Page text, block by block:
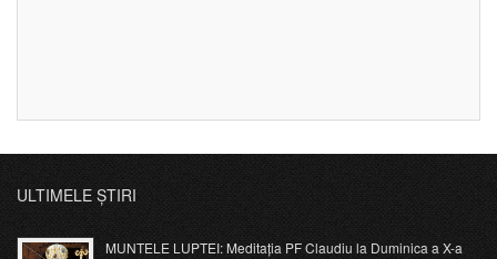
ULTIMELE ȘTIRI
MUNTELE LUPTEI: Meditația PF Claudiu la Duminica a X-a